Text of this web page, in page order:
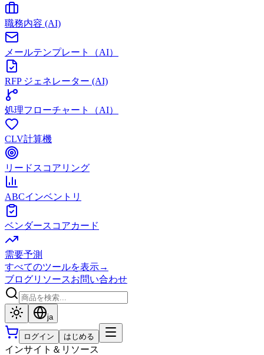
職務内容 (AI)
メールテンプレート（AI）
RFP ジェネレーター (AI)
処理フローチャート（AI）
CLV計算機
リードスコアリング
ABCインベントリ
ベンダースコアカード
需要予測
すべてのツールを表示→
ブログリソースお問い合わせ
ja
ログイン はじめる
インサイト＆リソース